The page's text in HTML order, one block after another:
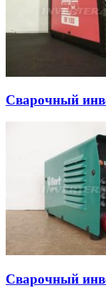
Сварочный
Сварочный